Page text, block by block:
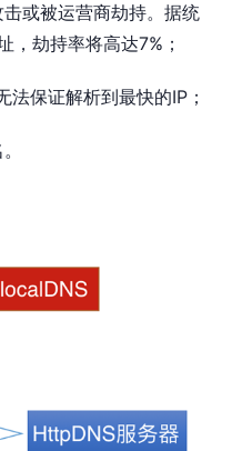
或被运营商劫持。据统
，劫持率将高达7%；
保证解析到最快的IP；